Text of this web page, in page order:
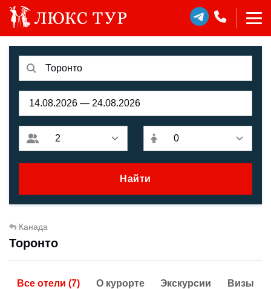
Найти
Канада
Торонто
Все отели (7) О курорте Экскурсии Визы